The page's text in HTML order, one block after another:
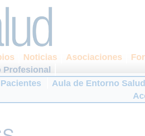
Noticias Asociaciones
Profesional
Aula de Entorno